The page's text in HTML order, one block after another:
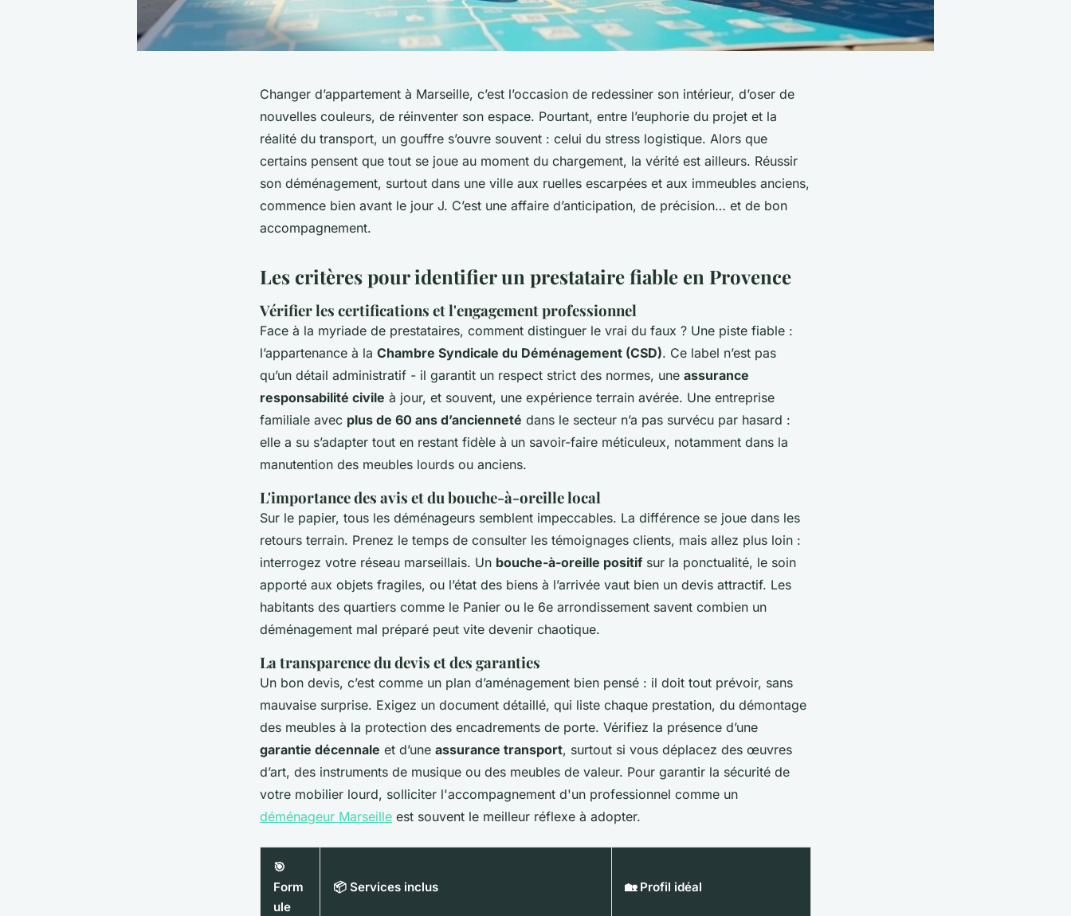
Changer d’appartement à Marseille, c’est l’occasion de redessiner son intérieur, d’oser de
nouvelles couleurs, de réinventer son espace. Pourtant, entre l’euphorie du projet et la
réalité du transport, un gouffre s’ouvre souvent : celui du stress logistique. Alors que
certains pensent que tout se joue au moment du chargement, la vérité est ailleurs. Réussir
son déménagement, surtout dans une ville aux ruelles escarpées et aux immeubles anciens,
commence bien avant le jour J. C’est une affaire d’anticipation, de précision… et de bon
accompagnement.
Les critères pour identifier un prestataire fiable en Provence
Vérifier les certifications et l'engagement professionnel
Face à la myriade de prestataires, comment distinguer le vrai du faux ? Une piste fiable :
l’appartenance à la Chambre Syndicale du Déménagement (CSD). Ce label n’est pas
qu’un détail administratif - il garantit un respect strict des normes, une assurance
responsabilité civile à jour, et souvent, une expérience terrain avérée. Une entreprise
familiale avec plus de 60 ans d’ancienneté dans le secteur n’a pas survécu par hasard :
elle a su s’adapter tout en restant fidèle à un savoir-faire méticuleux, notamment dans la
manutention des meubles lourds ou anciens.
L'importance des avis et du bouche-à-oreille local
Sur le papier, tous les déménageurs semblent impeccables. La différence se joue dans les
retours terrain. Prenez le temps de consulter les témoignages clients, mais allez plus loin :
interrogez votre réseau marseillais. Un bouche-à-oreille positif sur la ponctualité, le soin
apporté aux objets fragiles, ou l’état des biens à l’arrivée vaut bien un devis attractif. Les
habitants des quartiers comme le Panier ou le 6e arrondissement savent combien un
déménagement mal préparé peut vite devenir chaotique.
La transparence du devis et des garanties
Un bon devis, c’est comme un plan d’aménagement bien pensé : il doit tout prévoir, sans
mauvaise surprise. Exigez un document détaillé, qui liste chaque prestation, du démontage
des meubles à la protection des encadrements de porte. Vérifiez la présence d’une
garantie décennale et d’une assurance transport, surtout si vous déplacez des œuvres
d’art, des instruments de musique ou des meubles de valeur. Pour garantir la sécurité de
votre mobilier lourd, solliciter l'accompagnement d'un professionnel comme un
déménageur Marseille est souvent le meilleur réflexe à adopter.
🎯
Form
ule
📦 Services inclus 🏡 Profil idéal